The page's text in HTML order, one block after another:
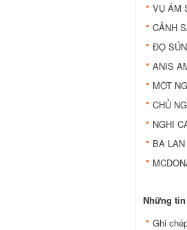
VỤ ÁM
CẢNH
ĐỌ
ANIS
MỘT
CHỦ
NGHI
BA
Những
Ghi